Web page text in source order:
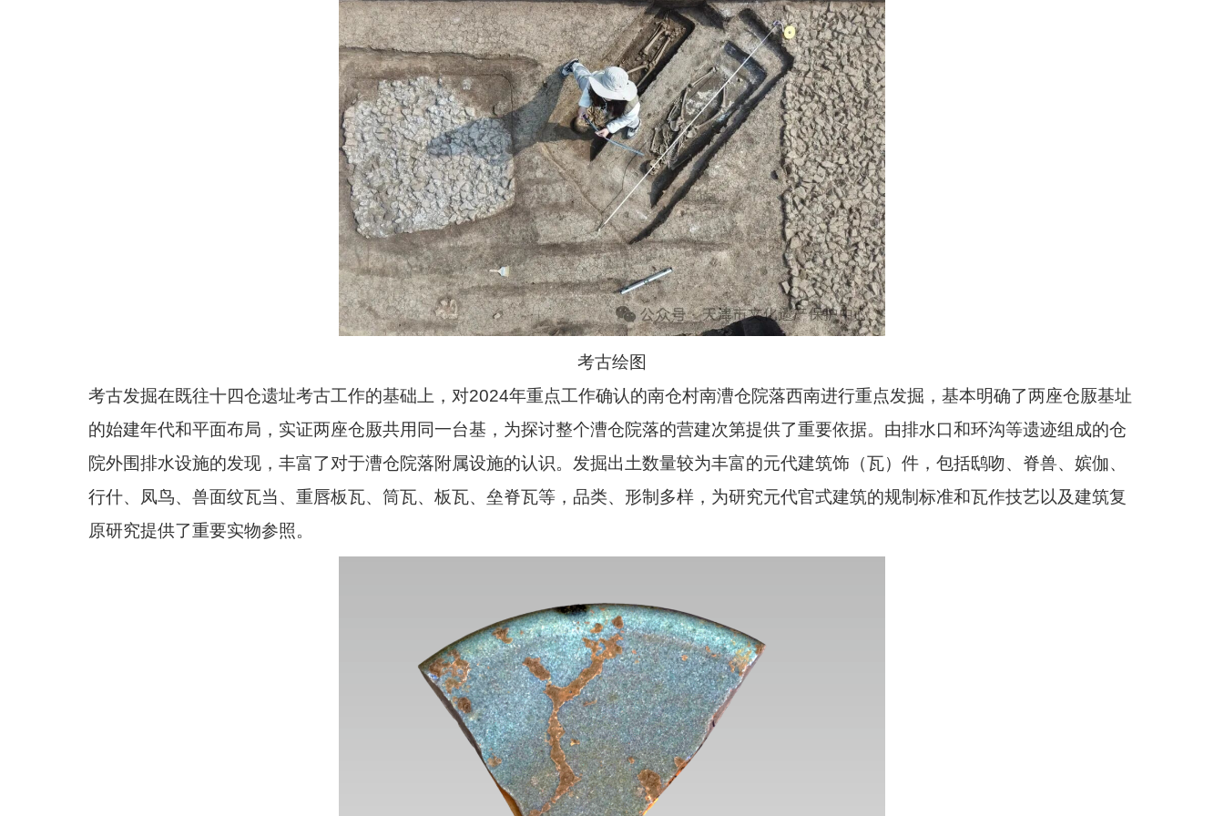
考古绘图
考古发掘在既往十四仓遗址考古工作的基础上，对2024年重点工作确认的南仓村南漕仓院落西南进行重点发掘，基本明确了两座仓厫基址
的始建年代和平面布局，实证两座仓厫共用同一台基，为探讨整个漕仓院落的营建次第提供了重要依据。由排水口和环沟等遗迹组成的仓
院外围排水设施的发现，丰富了对于漕仓院落附属设施的认识。发掘出土数量较为丰富的元代建筑饰（瓦）件，包括鸱吻、脊兽、嫔伽、
行什、凤鸟、兽面纹瓦当、重唇板瓦、筒瓦、板瓦、垒脊瓦等，品类、形制多样，为研究元代官式建筑的规制标准和瓦作技艺以及建筑复
原研究提供了重要实物参照。